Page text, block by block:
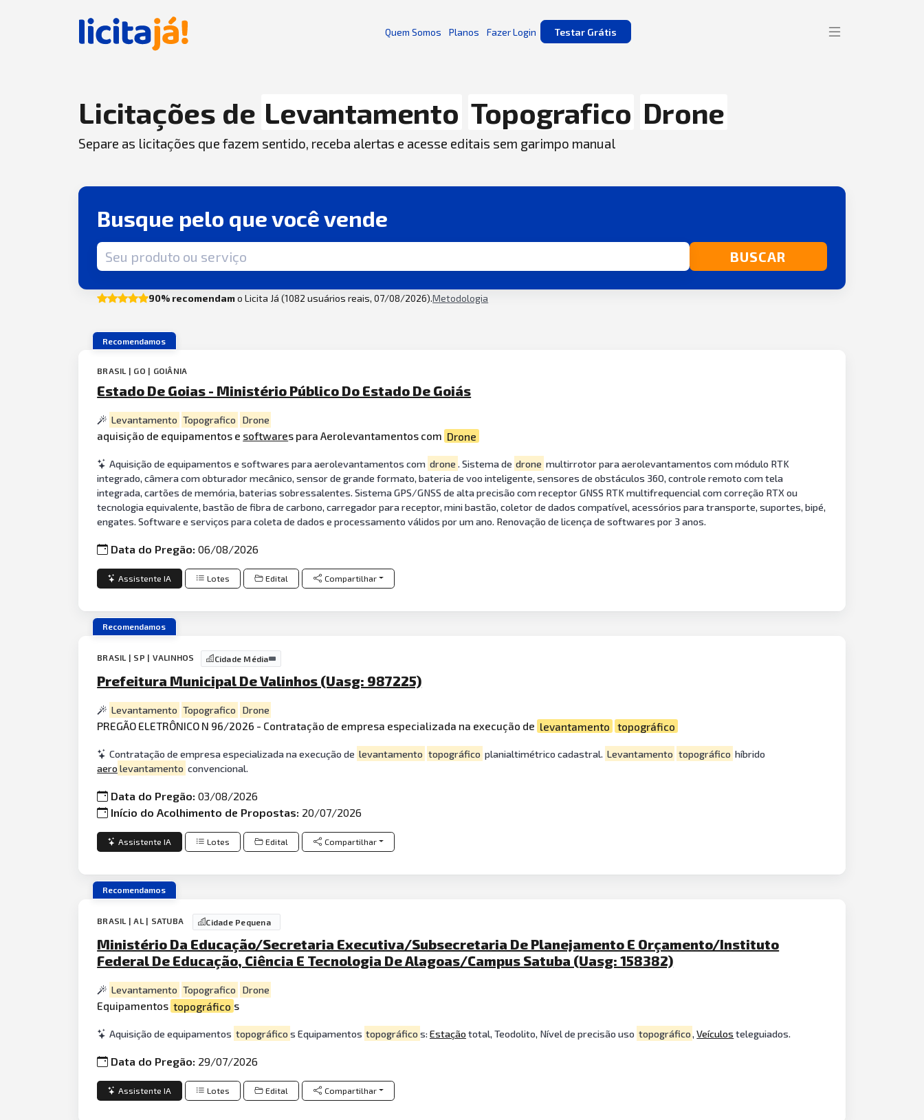
Quem Somos Planos Fazer Login Testar Grátis
Licitações de Levantamento Topografico Drone
Separe as licitações que fazem sentido, receba alertas e acesse editais sem garimpo manual
Busque pelo que você vende
Termo de busca BUSCAR
90% recomendamo Licita Já (1082 usuários reais, 07/08/2026).Metodologia
Recomendamos
BRASIL | GO | GOIÂNIA
Estado De Goias - Ministério Público Do Estado De Goiás
Levantamento Topografico Drone
aquisição de equipamentos e softwares para Aerolevantamentos com Drone
Aquisição de equipamentos e softwares para aerolevantamentos com drone . Sistema de drone multirrotor para aerolevantamentos com módulo RTK
integrado, câmera com obturador mecânico, sensor de grande formato, bateria de voo inteligente, sensores de obstáculos 360, controle remoto com tela
integrada, cartões de memória, baterias sobressalentes. Sistema GPS/GNSS de alta precisão com receptor GNSS RTK multifrequencial com correção RTX ou
tecnologia equivalente, bastão de fibra de carbono, carregador para receptor, mini bastão, coletor de dados compatível, acessórios para transporte, suportes, bipé,
engates. Software e serviços para coleta de dados e processamento válidos por um ano. Renovação de licença de softwares por 3 anos.
Data do Pregão:06/08/2026
Assistente IA Lotes Edital Compartilhar
Recomendamos
BRASIL | SP | VALINHOS Cidade Média
Prefeitura Municipal De Valinhos (Uasg: 987225)
Levantamento Topografico Drone
PREGÃO ELETRÔNICO N 96/2026 - Contratação de empresa especializada na execução de levantamento topográfico
Contratação de empresa especializada na execução de levantamento topográfico planialtimétrico cadastral. Levantamento topográfico híbrido
aerolevantamento convencional.
Data do Pregão:03/08/2026
Início do Acolhimento de Propostas: 20/07/2026
Assistente IA Lotes Edital Compartilhar
Recomendamos
BRASIL | AL | SATUBA Cidade Pequena
Ministério Da Educação/Secretaria Executiva/Subsecretaria De Planejamento E Orçamento/Instituto
Federal De Educação, Ciência E Tecnologia De Alagoas/Campus Satuba (Uasg: 158382)
Levantamento Topografico Drone
Equipamentos topográfico s
Aquisição de equipamentos topográfico s Equipamentos topográfico s: Estaçãototal, Teodolito, Nível de precisão uso topográfico,Veículos teleguiados.
Data do Pregão: 29/07/2026
Assistente IA Lotes Edital Compartilhar